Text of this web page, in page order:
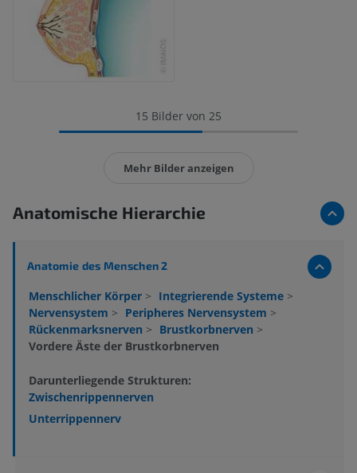
15 Bilder von 25
Mehr Bilder anzeigen
Anatomische Hierarchie
Anatomie des Menschen 2
Menschlicher Körper > Integrierende Systeme >
Nervensystem > Peripheres Nervensystem >
Rückenmarksnerven > Brustkorbnerven >
Vordere Äste der Brustkorbnerven
Darunterliegende Strukturen:
Zwischenrippennerven
Unterrippennerv